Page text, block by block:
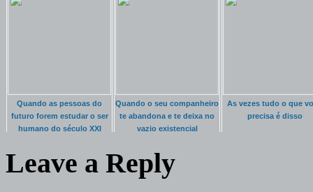
Quando as pessoas do
futuro forem estudar o ser
humano do século XXI
Quando o seu companheiro
te abandona e te deixa no
vazio existencial
As vezes tudo o que
precisa é disso
Leave a Reply